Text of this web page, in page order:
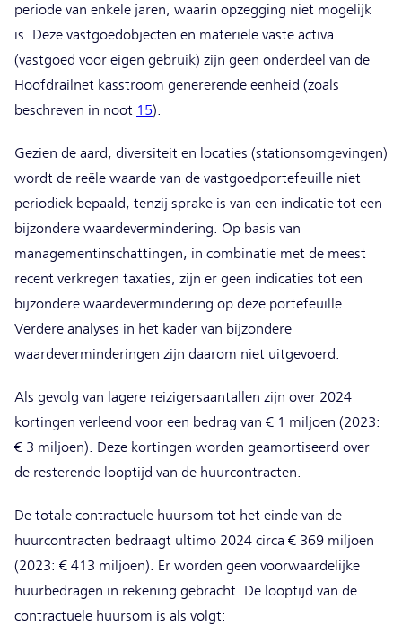
periode van enkele jaren, waarin opzegging niet mogelijk
is. Deze vastgoedobjecten en materiële vaste activa
(vastgoed voor eigen gebruik) zijn geen onderdeel van de
Hoofdrailnet kasstroom genererende eenheid (zoals
beschreven in noot 15).
Gezien de aard, diversiteit en locaties (stationsomgevingen)
wordt de reële waarde van de vastgoedportefeuille niet
periodiek bepaald, tenzij sprake is van een indicatie tot een
bijzondere waardevermindering. Op basis van
managementinschattingen, in combinatie met de meest
recent verkregen taxaties, zijn er geen indicaties tot een
bijzondere waardevermindering op deze portefeuille.
Verdere analyses in het kader van bijzondere
waardeverminderingen zijn daarom niet uitgevoerd.
Als gevolg van lagere reizigersaantallen zijn over 2024
kortingen verleend voor een bedrag van € 1 miljoen (2023:
€ 3 miljoen). Deze kortingen worden geamortiseerd over
de resterende looptijd van de huurcontracten.
De totale contractuele huursom tot het einde van de
huurcontracten bedraagt ultimo 2024 circa € 369 miljoen
(2023: € 413 miljoen). Er worden geen voorwaardelijke
huurbedragen in rekening gebracht. De looptijd van de
contractuele huursom is als volgt: